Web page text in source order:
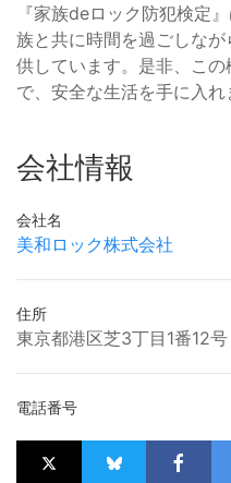
『家族deロック防犯検定
族と共に時間を過ごしな
供しています。是非、こ
で、安全な生活を手に入れ
会社情報
会社名
美和ロック株式会社
住所
東京都港区芝3丁目1番12号
電話番号